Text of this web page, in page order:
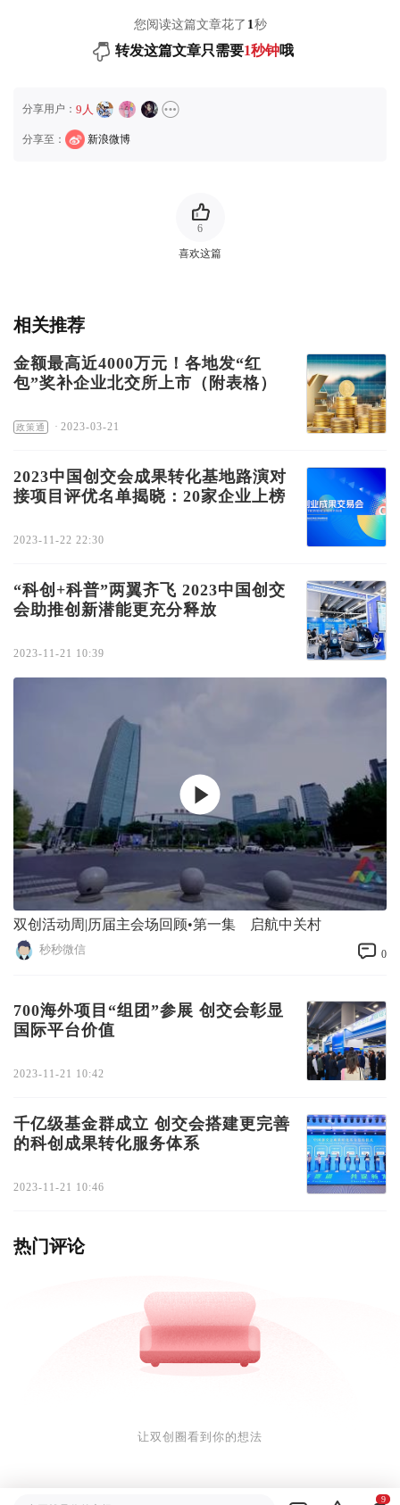
您阅读这篇文章花了 1秒
转发这篇文章只需要1秒钟哦
分享用户： 9人
分享至： 新浪微博
喜欢这篇
6
相关推荐
金额最高近4000万元！各地发“红
包”奖补企业北交所上市（附表格）
政策通 · 2023-03-21
2023中国创交会成果转化基地路演对
接项目评优名单揭晓：20家企业上榜
2023-11-22 22:30
“科创+科普”两翼齐飞 2023中国创交
会助推创新潜能更充分释放
2023-11-21 10:39
双创活动周|历届主会场回顾•第一集 启航中关村
秒秒微信 0
700海外项目“组团”参展 创交会彰显
国际平台价值
2023-11-21 10:42
千亿级基金群成立 创交会搭建更完善
的科创成果转化服务体系
2023-11-21 10:46
热门评论
让双创圈看到你的想法
9